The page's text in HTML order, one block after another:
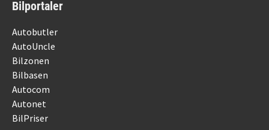
Bilportaler
Autobutler
AutoUncle
Bilzonen
Bilbasen
Autocom
Autonet
BilPriser